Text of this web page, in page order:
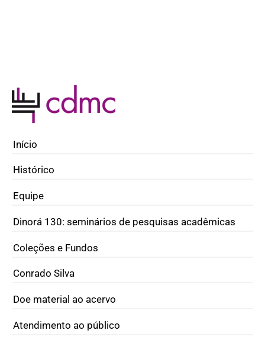
Início
Histórico
Equipe
Dinorá 130: seminários de pesquisas acadêmicas
Coleções e Fundos
Conrado Silva
Doe material ao acervo
Atendimento ao público